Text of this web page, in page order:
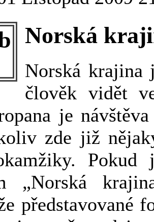
Norská
Norská krajina
člověk vidět
je
zde již
Pokud
„Norská
představované